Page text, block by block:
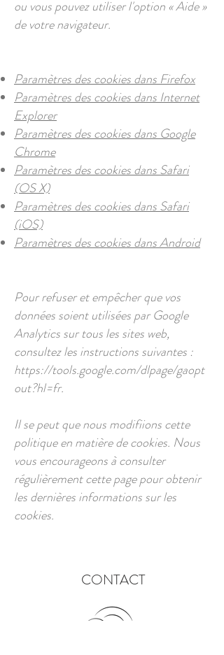
ou vous pouvez utiliser l'option « Aide »
de votre navigateur.
Paramètres des cookies dans Firefox
Paramètres des cookies dans Internet
Explorer
Paramètres des cookies dans Google
Chrome
Paramètres des cookies dans Safari
(OS X)
Paramètres des cookies dans Safari
(iOS)
Paramètres des cookies dans Android
Pour refuser et empêcher que vos
données soient utilisées par Google
Analytics sur tous les sites web,
consultez les instructions suivantes :
https://tools.google.com/dlpage/gaopt
out?hl=fr.
Il se peut que nous modifiions cette
politique en matière de cookies. Nous
vous encourageons à consulter
régulièrement cette page pour obtenir
les dernières informations sur les
cookies.
CONTACT